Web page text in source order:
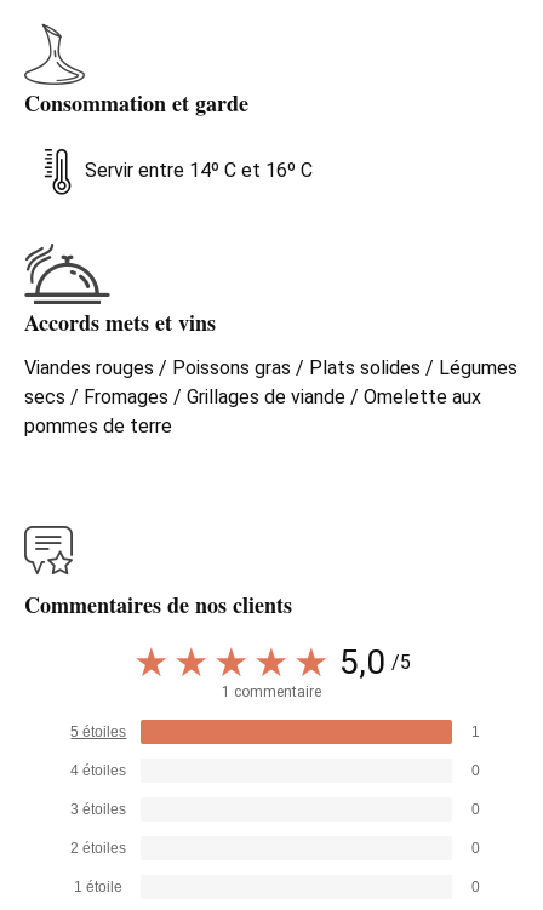
Consommation et garde
Servir entre 14º C et 16º C
Accords mets et vins
Viandes rouges / Poissons gras / Plats solides / Légumes
secs / Fromages / Grillages de viande / Omelette aux
pommes de terre
Commentaires de nos clients
5,0 /5
1 commentaire
5 étoiles 1
4 étoiles 0
3 étoiles 0
2 étoiles 0
1 étoile
0